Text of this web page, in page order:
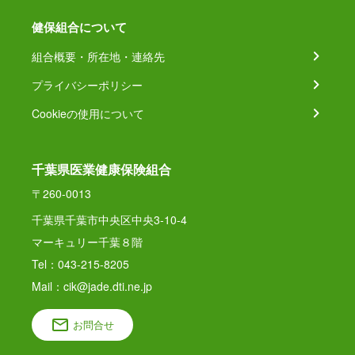
健保組合について
組合概要・所在地・連絡先
プライバシーポリシー
Cookieの使用について
千葉県医業健康保険組合
〒260-0013
千葉県千葉市中央区中央3-10-4
マーキュリー千葉８階
Tel：043-215-8205
Mail：cik@jade.dti.ne.jp
お問合せ